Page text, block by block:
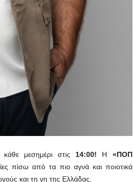
μεσημέρι στις 14:00! Η «ΠΟΠ
πίσω από τα πιο αγνά και ποιοτικά
και τη γη της Ελλάδας.